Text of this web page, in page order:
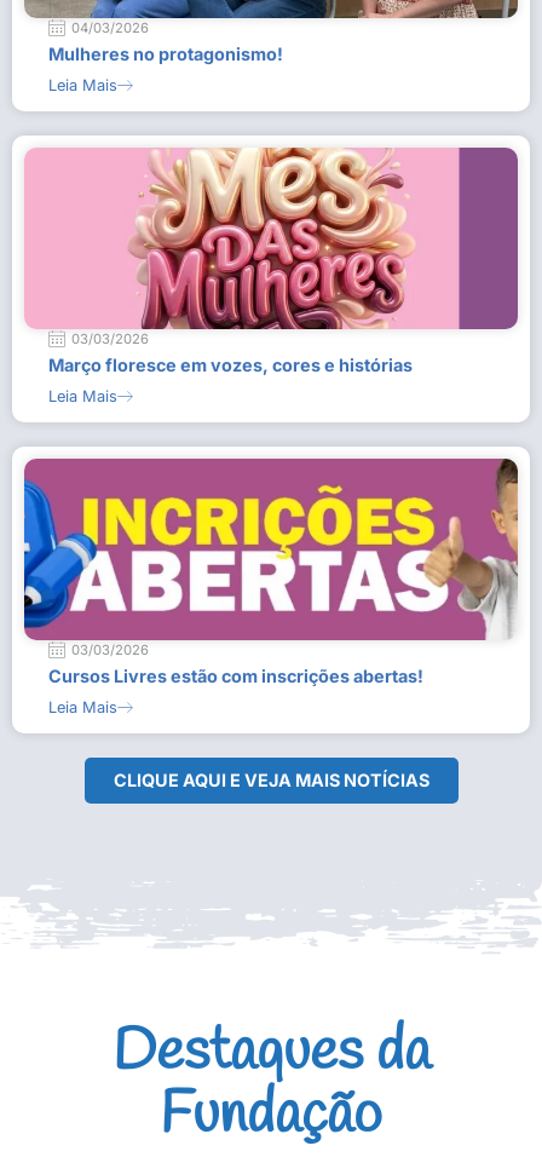
04/03/2026
Mulheres no protagonismo!
Leia Mais
03/03/2026
Março floresce em vozes, cores e histórias
Leia Mais
03/03/2026
Cursos Livres estão com inscrições abertas!
Leia Mais
CLIQUE AQUI E VEJA MAIS NOTÍCIAS
Destaques da
Fundação